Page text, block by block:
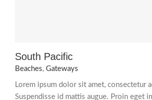
South Pacific
Beaches, Gateways
Lorem ipsum dolor sit amet, consectetur
Suspendisse id mattis augue. Proin eget